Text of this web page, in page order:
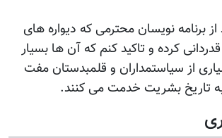
برنامه نویسان محترمی که دیواره های
کرده و تاکید کنم که آن ها بسیار
از سیاستمداران و قلمبدستان مفت
تاریخ بشریت خدمت می کنند.